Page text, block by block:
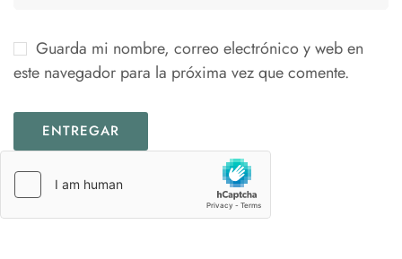
Guarda mi nombre, correo electrónico y web en
este navegador para la próxima vez que comente.